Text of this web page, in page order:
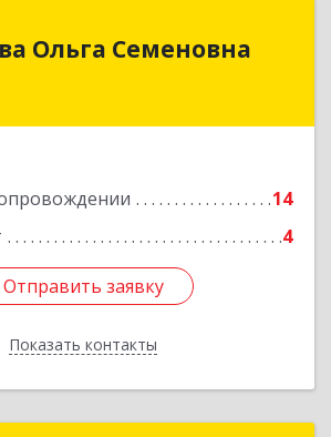
Ольга Семеновна
14
4
Отправить заявку
Показать контакты
Республика - Чувашия,
Подробнее
Отправить заявку
Назад